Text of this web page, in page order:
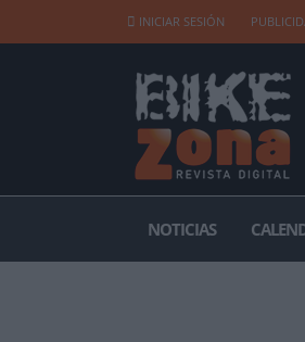
INICIAR SESIÓN
NOTICIAS